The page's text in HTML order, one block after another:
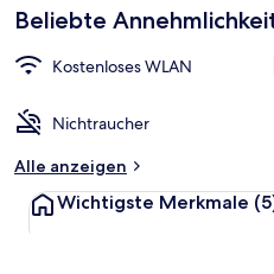
Beliebte
Kostenloses WLAN
Nichtraucher
Alle anzeigen
Wichtigste Merkmale